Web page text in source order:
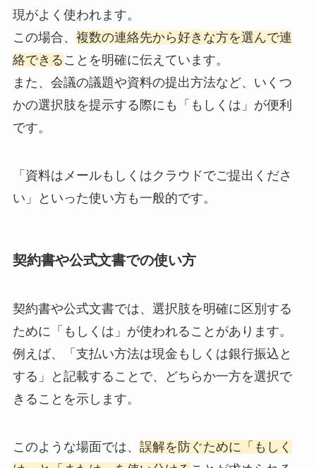
現がよく使われます。
この場合、 複数の連絡先から好きな方を選んで連
絡できる ことを明確に伝えています。
また、会議の議題や資料の提出方法など、いくつ
かの選択肢を提示する際にも「もしくは」が便利
です。
「資料はメールもしくはクラウドでご提出くださ
い」といった使い方も一般的です。
契約書や公式文書での使い方
契約書や公式文書では、選択肢を明確に区別する
ために「もしくは」が使われることがあります。
例えば、「支払い方法は現金もしくは銀行振込と
する」と記載することで、どちらか一方を選択で
きることを示します。
このような場面では、 誤解を防ぐために「もしく